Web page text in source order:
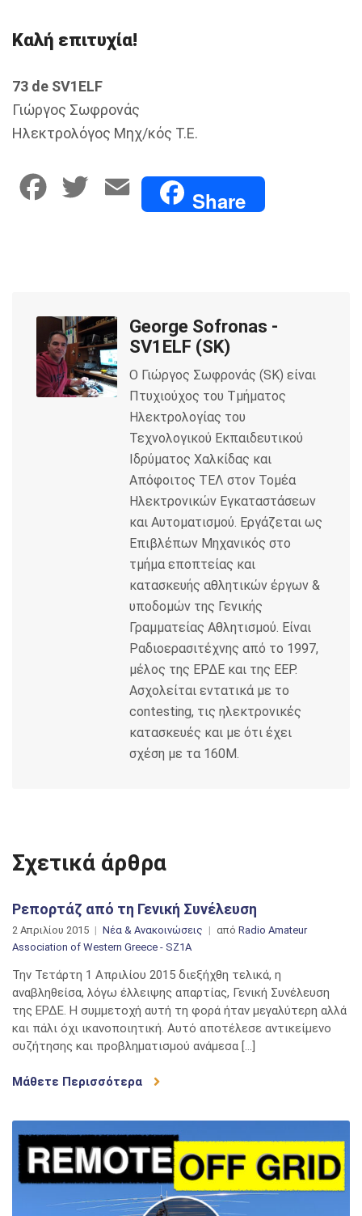
Καλή επιτυχία!
73 de SV1ELF
Γιώργος Σωφρονάς
Ηλεκτρολόγος Μηχ/κός Τ.Ε.
b
o
o
t
e
r
E
l
Share
George Sofronas -
SV1ELF (SK)
Ο Γιώργος Σωφρονάς (SK) είναι
Πτυχιούχος του Τμήματος
Ηλεκτρολογίας του
Τεχνολογικού Εκπαιδευτικού
Ιδρύματος Χαλκίδας και
Απόφοιτος ΤΕΛ στον Τομέα
Ηλεκτρονικών Εγκαταστάσεων
και Αυτοματισμού. Εργάζεται ως
Eπιβλέπων Mηχανικός στο
τμήμα εποπτείας και
κατασκευής αθλητικών έργων &
υποδομών της Γενικής
Γραμματείας Αθλητισμού. Είναι
Ραδιοερασιτέχνης από το 1997,
μέλος της ΕΡΔΕ και της ΕΕΡ.
Ασχολείται εντατικά με το
contesting, τις ηλεκτρονικές
κατασκευές και με ότι έχει
σχέση με τα 160M.
Σχετικά άρθρα
Ρεπορτάζ από τη Γενική Συνέλευση
2 Απριλίου 2015 Νέα & Ανακοινώσεις από Radio Amateur
Association of Western Greece - SZ1A
Την Τετάρτη 1 Απριλίου 2015 διεξήχθη τελικά, η
αναβληθείσα, λόγω έλλειψης απαρτίας, Γενική Συνέλευση
της ΕΡΔΕ. Η συμμετοχή αυτή τη φορά ήταν μεγαλύτερη αλλά
και πάλι όχι ικανοποιητική. Αυτό αποτέλεσε αντικείμενο
συζήτησης και προβληματισμού ανάμεσα […]
Μάθετε Περισσότερα